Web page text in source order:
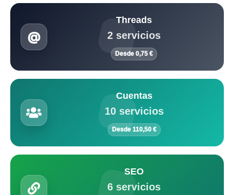
Threads
2 servicios
Desde 0,75 €
Cuentas
10 servicios
Desde 110,50 €
SEO
6 servicios